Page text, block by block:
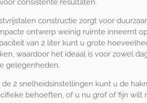
consistente resultaten.
constructie zorgt voor
ontwerp weinig ruimte inneemt
van 2 liter kunt u grote
waardoor het ideaal is voor zowel
gelegenheden.
de 2 snelheidsinstellingen kunt u de
behoeften, of u nu grof of fijn wilt